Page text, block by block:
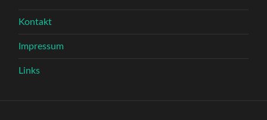
Kontakt
Impressum
Links